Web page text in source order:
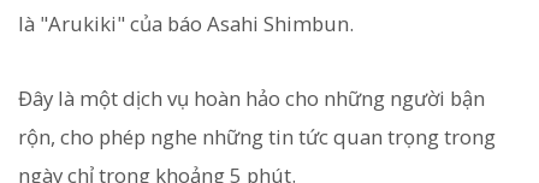
là "Arukiki" của báo Asahi Shimbun.
Đây là một dịch vụ hoàn hảo cho những người bận
rộn, cho phép nghe những tin tức quan trọng trong
ngày chỉ trong khoảng 5 phút.